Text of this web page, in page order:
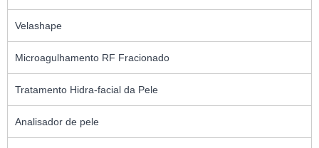
Velashape
Microagulhamento RF Fracionado
Tratamento Hidra-facial da Pele
Analisador de pele